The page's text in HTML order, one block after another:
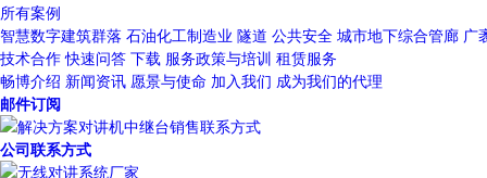
所有案例
智慧数字建筑群落 石油化工制造业 隧道 公共安全 城市地下综合管廊 广
技术合作 快速问答 下载 服务政策与培训 租赁服务
畅博介绍 新闻资讯 愿景与使命 加入我们 成为我们的代理
邮件订阅
公司联系方式